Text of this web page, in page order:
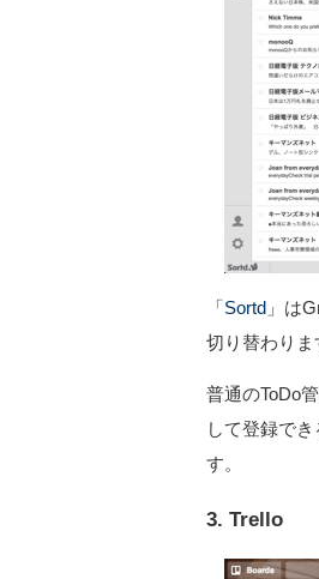
「 Sortd 」は
切り替わりま
普通のToDo
して登録で
す。
3. Trello